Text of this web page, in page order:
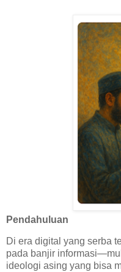
Pendahuluan
Di era digital yang serba
pada banjir
ideologi asing yang bisa